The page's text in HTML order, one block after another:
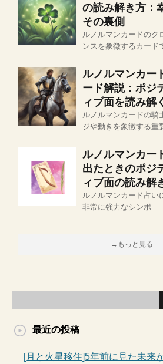
の読み解き方：
その裏側
ルノルマンカードのク
ンスを象徴するカード
ルノルマンカー
ード解説：ポジ
ィブ面を読み解
ルノルマンカードの騎
ジや動きを象徴する重
ルノルマンカー
出たときのポジ
ィブ面の読み解
ルノルマンカード占い
非常に強力なシンボ
→もっと見る
最近の投稿
[月と火星移住]5年前に見た未来